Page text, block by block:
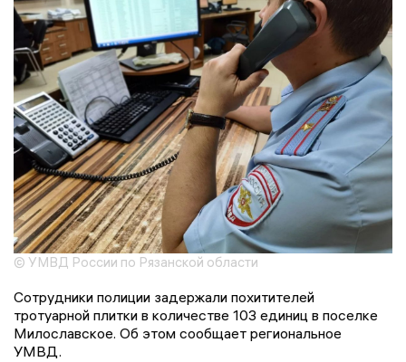
© УМВД России по Рязанской области
Сотрудники полиции задержали похитителей
тротуарной плитки в количестве 103 единиц в поселке
Милославское. Об этом сообщает региональное
УМВД.